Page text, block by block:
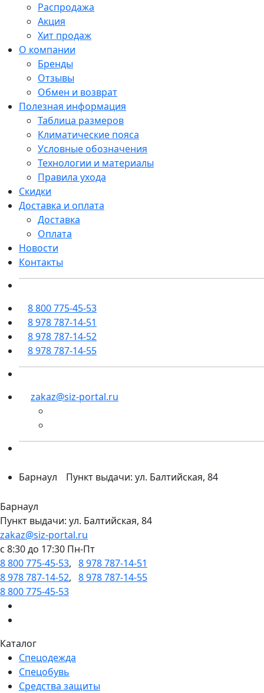
Распродажа
Акция
Хит продаж
О компании
Бренды
Отзывы
Обмен и возврат
Полезная информация
Таблица размеров
Климатические пояса
Условные обозначения
Технологии и материалы
Правила ухода
Скидки
Доставка и оплата
Доставка
Оплата
Новости
Контакты
8 800 775-45-53
8 978 787-14-51
8 978 787-14-52
8 978 787-14-55
zakaz@siz-portal.ru
Барнаул Пункт выдачи: ул. Балтийская, 84
Барнаул
Пункт выдачи: ул. Балтийская, 84
zakaz@siz-portal.ru
c 8:30 до 17:30 Пн-Пт
8 800 775-45-53, 8 978 787-14-51
8 978 787-14-52, 8 978 787-14-55
8 800 775-45-53
Каталог
Спецодежда
Спецобувь
Средства защиты